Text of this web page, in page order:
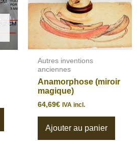
options
peuvent
être
choisies
sur
la
Autres inventions
anciennes
Anamorphose (miroir
magique)
64,69€ IVA incl.
Ajouter au panier